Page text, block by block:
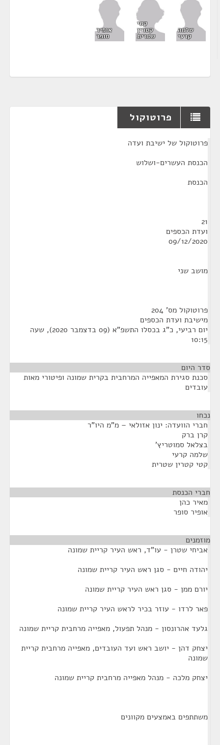
שלמה
קרעי
קטי
קטרין
שטרית
אופיר
סופר
פרוטוקול
פרוטוקול של ישיבת ועדה
הכנסת העשרים-ושלוש
הכנסת
21
ועדת הכספים
09/12/2020
מושב שני
פרוטוקול מס' 204
מישיבת ועדת הכספים
יום רביעי, כ"ג בכסלו התשפ"א (09 בדצמבר 2020), שעה
10:15
סדר היום
סכנת סגירת המאפייה המרחבית בקרית שמונה ופיטורי מאות
עובדים
נכחו
חברי הוועדה: ינון אזולאי – מ"מ היו"ר
קרן ברק
בצלאל סמוטריץ'
שלמה קרעי
קטי קטרין שטרית
חברי הכנסת
מאיר כהן
אופיר סופר
מוזמנים
אביחי שטרן - עו"ד, ראש העיר קריית שמונה
יהודה חיים - סגן ראש העיר קריית שמונה
יורם ממן - סגן ראש העיר קריית שמונה
פאר לרדו - עוזר בכיר לראש העיר קריית שמונה
גלעד אהרונסון - מנהל תפעול, מאפייה מרחבית קריית שמונה
יצחק דהן - יושב ראש ועד העובדים, מאפייה מרחבית קריית
שמונה
יצחק מלכה - מנהל מאפייה מרחבית קריית שמונה
משתתפים באמצעים מקוונים